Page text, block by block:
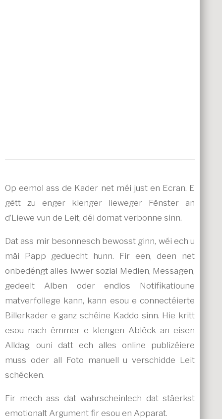
Op eemol ass de Kader net méi just en Ecran. E
gëtt zu enger klenger lieweger Fënster an
d’Liewe vun de Leit, déi domat verbonne sinn.
Dat ass mir besonnesch bewosst ginn, wéi ech u
mäi Papp geduecht hunn. Fir een, deen net
onbedéngt alles iwwer sozial Medien, Messagen,
gedeelt Alben oder endlos Notifikatioune
matverfollege kann, kann esou e connectéierte
Billerkader e ganz schéine Kaddo sinn. Hie kritt
esou nach ëmmer e klengen Abléck an eisen
Alldag, ouni datt ech alles online publizéiere
muss oder all Foto manuell u verschidde Leit
schécken.
Fir mech ass dat wahrscheinlech dat stäerkst
emotionalt Argument fir esou en Apparat.